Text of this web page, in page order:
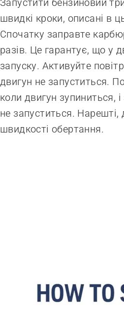
швидкі кроки, описані в
Спочатку заправте
разів. Це гарантує, що у
запуску. Активуйте
двигун не запуститься.
коли двигун зупиниться,
не запуститься.
швидкості обертання.